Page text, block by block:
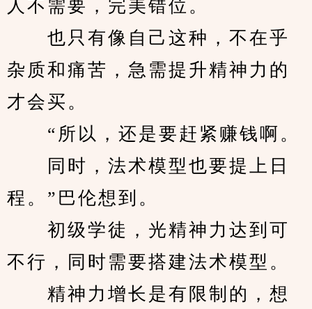
人不需要，完美错位。
也只有像自己这种，不在乎
杂质和痛苦，急需提升精神力的
才会买。
“所以，还是要赶紧赚钱啊。
同时，法术模型也要提上日
程。”巴伦想到。
初级学徒，光精神力达到可
不行，同时需要搭建法术模型。
精神力增长是有限制的，想